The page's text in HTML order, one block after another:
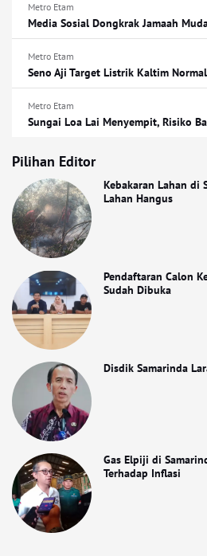
Metro Etam
Media Sosial Dongkrak Jamaah
Metro Etam
Seno Aji Target Listrik Kaltim
Metro Etam
Sungai Loa Lai Menyempit, Risiko
Pilihan Editor
Kebakaran Lahan di
Lahan Hangus
Pendaftaran Calon
Sudah Dibuka
Disdik Samarinda
Gas Elpiji di
Terhadap Inflasi